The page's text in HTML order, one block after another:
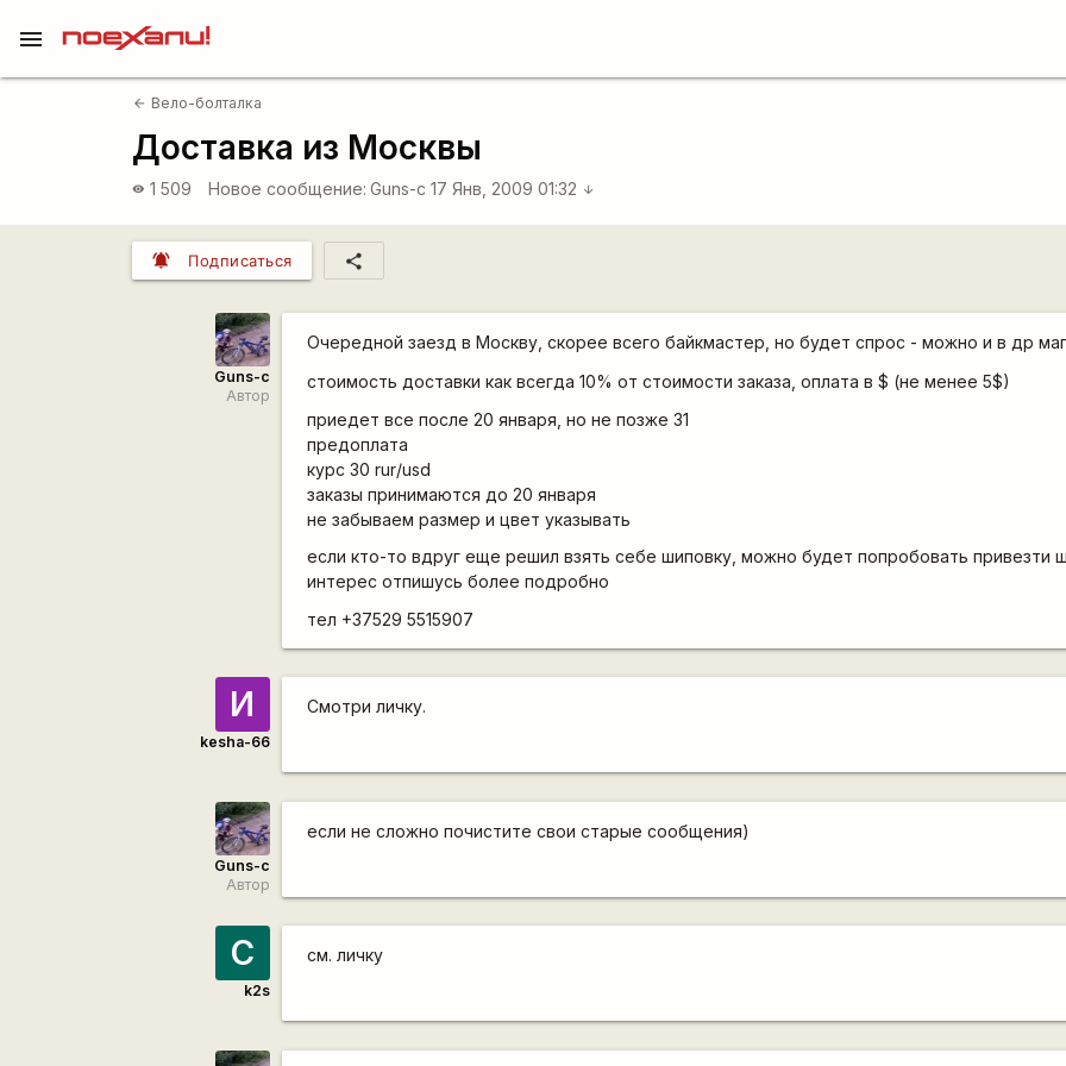
menu
arrow_back Вело-болталка
Доставка из Москвы
visibility 1 509 Новое сообщение: Guns-c 17 Янв, 2009 01:32 arrow_downward
notifications_active Подписаться share
Guns-c
Автор
Очередной заезд в Москву, скорее всего байкмастер, но будет спрос - можно и в др
стоимость доставки как всегда 10% от стоимости заказа, оплата в $ (не менее 5$)
приедет все после 20 января, но не позже 31
предоплата
курс 30 rur/usd
заказы принимаются до 20 января
не забываем размер и цвет указывать
если кто-то вдруг еще решил взять себе шиповку, можно будет попробовать привезти
интерес отпишусь более подробно
тел +37529 5515907
И
kesha-66
Смотри личку.
Guns-c
Автор
если не сложно почистите свои старые сообщения)
С
k2s
см. личку